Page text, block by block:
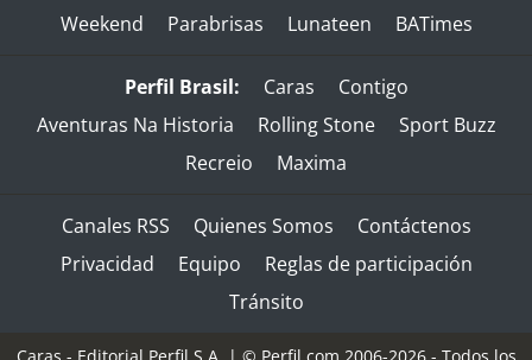
Weekend
Parabrisas Lunateen BATimes
Perfil Brasil: Caras
Contigo
Aventuras Na Historia
Rolling Stone
Sport Buzz
Recreio
Maxima
Canales RSS Quienes Somos
Contáctenos
Privacidad
Equipo
Reglas de participación
Tránsito
Caras - Editorial Perfil S.A. | © Perfil.com 2006-2026 - Todos los